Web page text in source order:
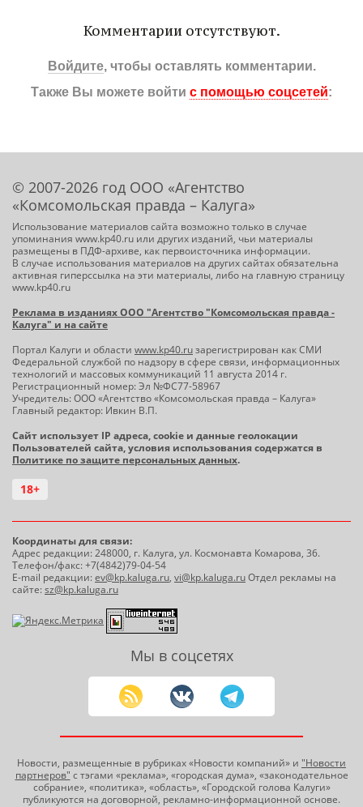
Комментарии отсутствуют.
Войдите, чтобы оставлять комментарии.
Также Вы можете войти с помощью соцсетей:
© 2007-2026 год ООО «Агентство
«Комсомольская правда – Калуга»
Использование материалов сайта возможно только в случае
упоминания www.kp40.ru или других изданий, чьи материалы
размещены в ПДФ-архиве, как первоисточника информации.
В случае использования материалов на других сайтах обязательна
активная гиперссылка на эти материалы, либо на главную страницу
www.kp40.ru
Реклама в изданиях ООО "Агентство "Комсомольская правда -
Калуга" и на сайте
Портал Калуги и области www.kp40.ruзарегистрирован как СМИ
Федеральной службой по надзору в сфере связи, информационных
технологий и массовых коммуникаций 11 августа 2014 г.
Регистрационный номер: Эл №ФС77-58967
Учредитель: ООО «Агентство «Комсомольская правда – Калуга»
Главный редактор: Ивкин В.П.
Сайт использует IP адреса, cookie и данные геолокации
Пользователей сайта, условия использования содержатся в
Политике по защите персональных данных.
18+
Координаты для связи:
Адрес редакции: 248000, г. Калуга, ул. Космонавта Комарова, 36.
Телефон/факс: +7(4842)79-04-54
E-mail редакции:ev@kp.kaluga.ru, vi@kp.kaluga.ruОтдел рекламы на
сайте:sz@kp.kaluga.ru
Мы в соцсетях
Новости, размещенные в рубриках «Новости компаний» и "Новости
партнеров" с тэгами «реклама», «городская дума», «законодательное
собрание», «политика», «область», «Городской голова Калуги»
публикуются на договорной, рекламно-информационной основе.